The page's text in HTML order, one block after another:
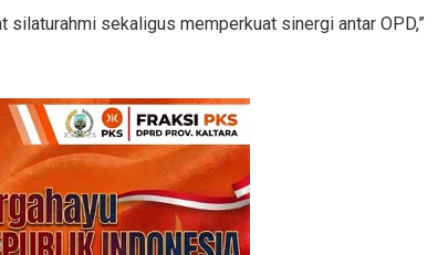
sekaligus memperkuat sinergi antar OPD,”